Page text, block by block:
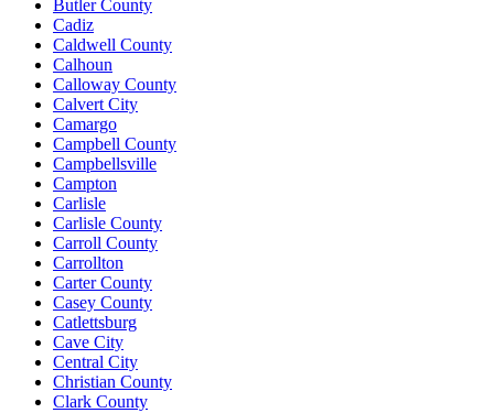
Butler County
Cadiz
Caldwell County
Calhoun
Calloway County
Calvert City
Camargo
Campbell County
Campbellsville
Campton
Carlisle
Carlisle County
Carroll County
Carrollton
Carter County
Casey County
Catlettsburg
Cave City
Central City
Christian County
Clark County